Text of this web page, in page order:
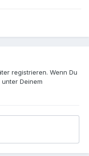
registrieren. Wenn Du
unter Deinem